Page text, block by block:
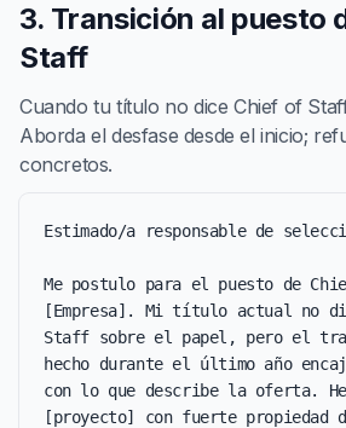
3. Transición al puesto
Staff
Cuando tu título no dice Chief of
Aborda el desfase desde el inicio;
concretos.
Estimado/a responsable de
Me postulo para el puesto de
[Empresa]. Mi título actual no
Staff sobre el papel, pero el
hecho durante el último año
con lo que describe la oferta.
[proyecto] con fuerte propiedad